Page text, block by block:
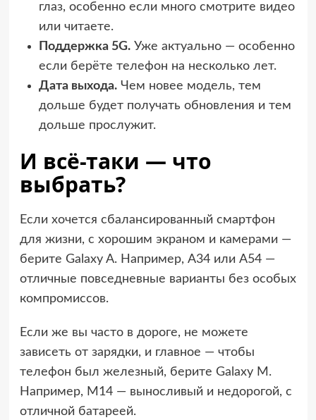
глаз, особенно если много смотрите видео
или читаете.
Поддержка 5G.Уже актуально — особенно
если берёте телефон на несколько лет.
Дата выхода.Чем новее модель, тем
дольше будет получать обновления и тем
дольше прослужит.
И всё-таки — что
выбрать?
Если хочется сбалансированный смартфон
для жизни, с хорошим экраном и камерами —
берите Galaxy A. Например, A34 или A54 —
отличные повседневные варианты без особых
компромиссов.
Если же вы часто в дороге, не можете
зависеть от зарядки, и главное — чтобы
телефон был железный, берите Galaxy M.
Например, M14 — выносливый и недорогой, с
отличной батареей.